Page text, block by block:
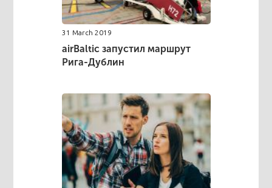
31 March 2019
airBaltic запустил маршрут
Рига-Дублин